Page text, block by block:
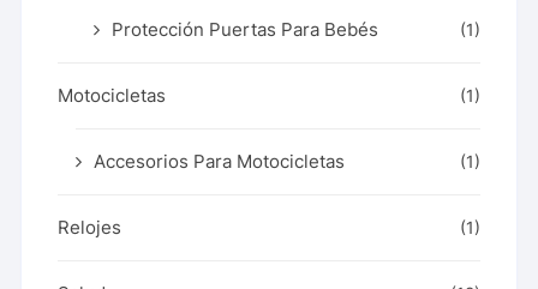
Protección Puertas Para Bebés (1)
Motocicletas (1)
Accesorios Para Motocicletas (1)
Relojes (1)